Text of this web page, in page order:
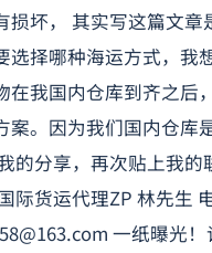
坏， 其实写这篇文
择哪种海运方式，我
我国内仓库到齐之后
。因为我们国内仓库
的分享，再次贴上我
际货运代理ZP 林先生
一纸曝光